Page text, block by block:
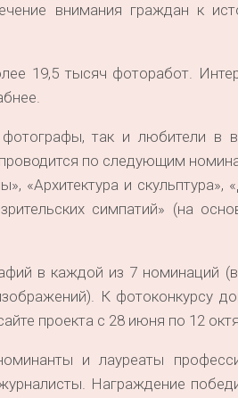
внимания граждан к
19,5 тысяч фоторабот.
так и любители в
по следующим
«Архитектура и скульптура»,
симпатий» (на
в каждой из 7 номинаций
К фотоконкурсу
проекта с 28 июня по 12
и лауреаты
Награждение